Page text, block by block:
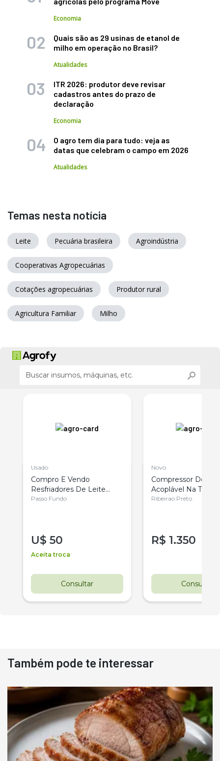
Economia
Quais são as 29 usinas de etanol de
milho em operação no Brasil?
Atualidades
ITR 2026: produtor deve revisar
cadastros antes do prazo de
declaração
Economia
O agro tem dia para tudo: veja as
datas que celebram o campo em 2026
Atualidades
Temas nesta notícia
Leite Pecuária brasileira Agroindústria
Cooperativas Agropecuárias
Cotações agropecuárias Produtor rural
Agricultura Familiar Milho
Usado
Compro E Vendo
Resfriadores De Leite
Qualquer Litragem
Passo Fundo
U$ 50
Aceita troca
Consultar
Novo
Compressor De Ar
Acoplável Na
Força Do Trator
Ribeirao Preto
R$ 1.350
Consultar
Também pode te interessar